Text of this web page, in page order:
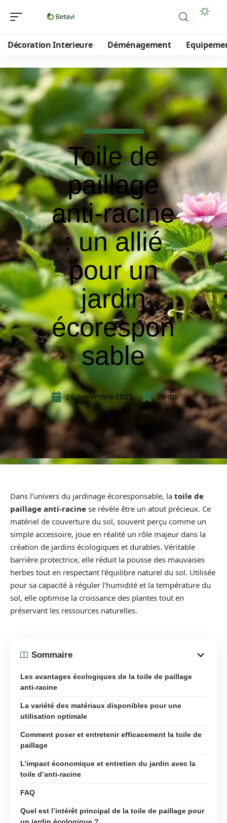
Décoration Interieure Déménagement
Toile de
paillage
anti-racine
: un allié
pour un
jardin
écorespon
sable
26 novembre 2025 Jardin
Dans l’univers du jardinage écoresponsable, la toile de
paillage anti-racine se révèle être un atout précieux. Ce
matériel de couverture du sol, souvent perçu comme un
simple accessoire, joue en réalité un rôle majeur dans la
création de jardins écologiques et durables. Véritable
barrière protectrice, elle réduit la pousse des mauvaises
herbes tout en respectant l’équilibre naturel du sol. Utilisée
pour sa capacité à réguler l’humidité et la température du
sol, elle optimise la croissance des plantes tout en
préservant les ressources naturelles.
Sommaire
Les avantages écologiques de la toile de paillage
anti-racine
La variété des matériaux disponibles pour une
utilisation optimale
Comment poser et entretenir efficacement la toile de
paillage
L’impact économique et entretien du jardin avec la
toile d’anti-racine
FAQ
Quel est l’intérêt principal de la toile de paillage pour
un jardin écologique ?